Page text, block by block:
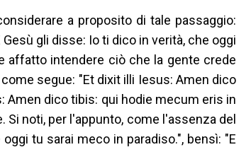
a proposito di tale passaggio:
gli disse: Io ti dico in verità, che oggi
affatto intendere ciò che la gente crede
segue: "Et dixit illi Iesus: Amen dico
Amen dico tibis: qui hodie mecum eris in
noti, per l'appunto, come l'assenza del
tu sarai meco in paradiso.", bensì: "E